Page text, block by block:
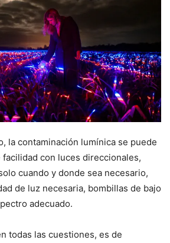
la contaminación lumínica se puede
con luces direccionales,
cuando y donde sea necesario,
de luz necesaria, bombillas de bajo
adecuado.
todas las cuestiones, es de